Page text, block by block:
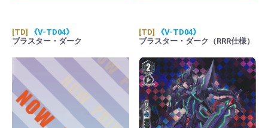
[TD]
《V-TD04》
ブラスター・ダーク
[TD]
《V-TD04》
ブラスター・ダーク（RRR仕様）